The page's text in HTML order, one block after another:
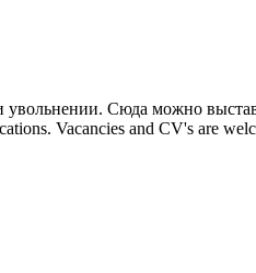
Сюда можно
Vacancies and CV's are